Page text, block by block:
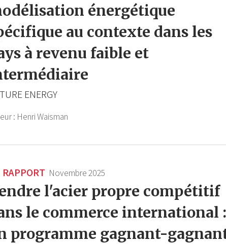
énergétique
au contexte dans les
à revenu faible et
ENERGY
: Henri Waisman
RAPPORT Novembre 2025
l'acier propre compétitif
le commerce international :
programme gagnant-